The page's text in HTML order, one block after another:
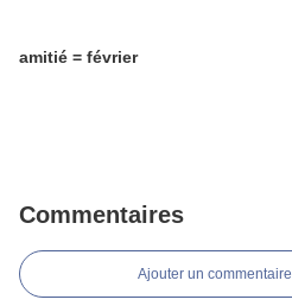
amitié = février
Commentaires
Ajouter un commentaire